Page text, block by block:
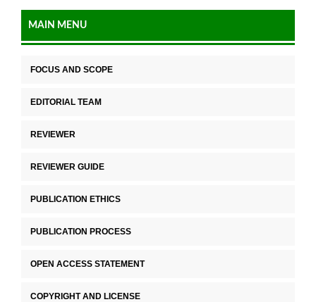
MAIN MENU
FOCUS AND SCOPE
EDITORIAL TEAM
REVIEWER
REVIEWER GUIDE
PUBLICATION ETHICS
PUBLICATION PROCESS
OPEN ACCESS STATEMENT
COPYRIGHT AND LICENSE